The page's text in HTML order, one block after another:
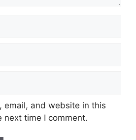
email, and website in this
next time I comment.